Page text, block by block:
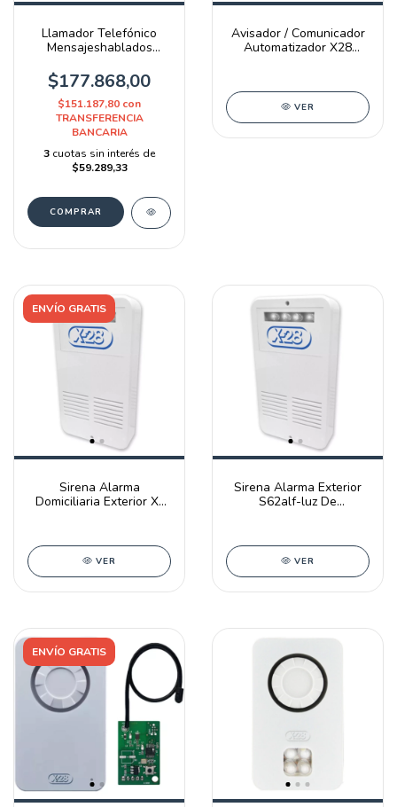
Llamador Telefónico
Mensajeshablados
$177.868,00
$151.187,80 con
TRANSFERENCIA
BANCARIA
3 cuotas sin interés de
$59.289,33
Avisador / Comunicador
Automatizador X28
VER
ENVÍO GRATIS
Sirena Alarma
Domiciliaria Exterior X-
VER
Sirena Alarma Exterior
S62alf-luz De
VER
ENVÍO GRATIS